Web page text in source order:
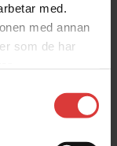
med.
med annan
som de har